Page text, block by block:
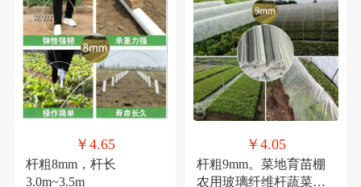
￥4.65
杆粗8mm，杆长
3.0m~3.5m
￥4.05
杆粗9mm。菜地育苗棚
农用玻璃纤维杆蔬菜大